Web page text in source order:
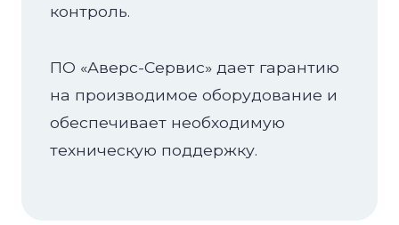
контроль.
ПО «Аверс-Сервис» дает гарантию
на производимое оборудование и
обеспечивает необходимую
техническую поддержку.